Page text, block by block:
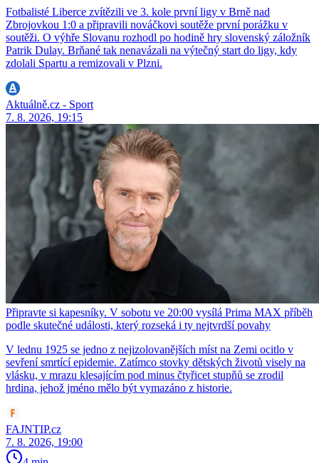
Fotbalisté Liberce zvítězili ve 3. kole první ligy v Brně nad
Zbrojovkou 1:0 a připravili nováčkovi soutěže první porážku v
soutěži. O výhře Slovanu rozhodl po hodině hry slovenský záložník
Patrik Dulay. Brňané tak nenavázali na výtečný start do ligy, kdy
zdolali Spartu a remizovali v Plzni.
Aktuálně.cz - Sport
7. 8. 2026, 19:15
Připravte si kapesníky. V sobotu ve 20:00 vysílá Prima MAX příběh
podle skutečné události, který rozseká i ty nejtvrdší povahy
V lednu 1925 se jedno z nejizolovanějších míst na Zemi ocitlo v
sevření smrtící epidemie. Zatímco stovky dětských životů visely na
vlásku, v mrazu klesajícím pod minus čtyřicet stupňů se zrodil
hrdina, jehož jméno mělo být vymazáno z historie.
FAJNTIP.cz
7. 8. 2026, 19:00